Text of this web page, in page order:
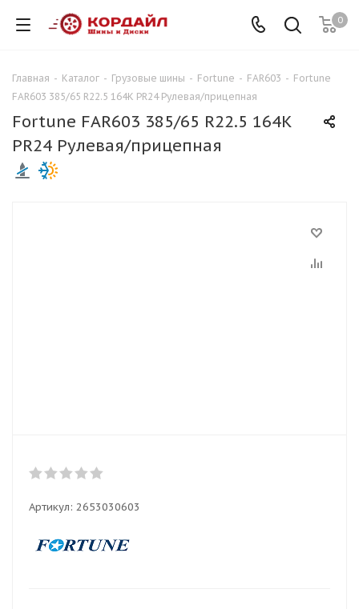
0
Главная - Каталог - Грузовые шины - Fortune - FAR603 - Fortune
FAR603 385/65 R22.5 164K PR24 Рулевая/прицепная
Fortune FAR603 385/65 R22.5 164K
PR24 Рулевая/прицепная
Артикул: 2653030603